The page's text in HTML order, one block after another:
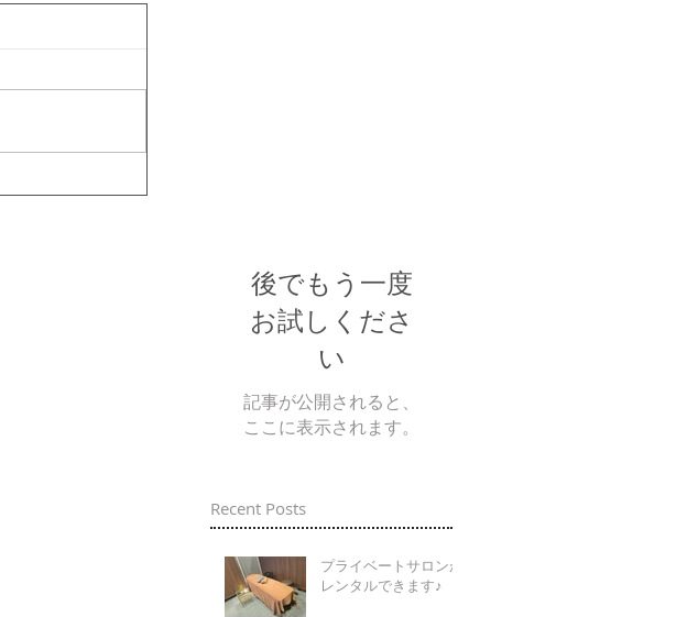
後でもう一度
お試しくださ
い
記事が公開されると、
ここに表示されます。
Recent Posts
プライベートサロンが
レンタルできます♪